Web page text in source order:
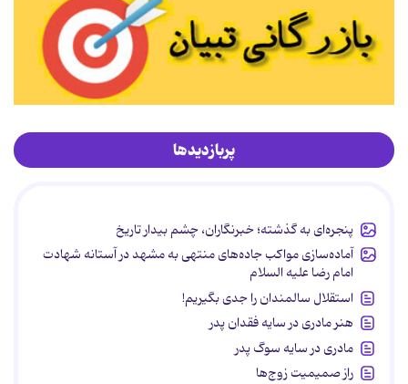
پربازدیدها
پنجره‌ای به گذشته؛ خبرنگاران، چشم بیدار تاریخ
آماده‌سازی مواکب جاده‌های منتهی به مشهد در آستانه شهادت
امام رضا علیه السلام
استقلال سالمندان را جدی بگیریم!
هنر مادری در سایه‌ فقدان پدر
مادری در سایه سوگ پدر
راز صمیمیت زوج‌ها